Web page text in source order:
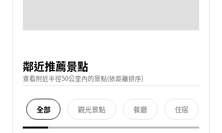
鄰近推薦景點
查看附近半徑50公里內的景點(依距離排序)
全部 觀光景點 餐廳 住宿